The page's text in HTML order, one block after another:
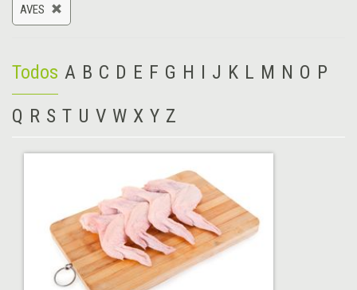
AVES
Todos A B C D E F G H I J K L M N O P
Q R S T U V W X Y Z